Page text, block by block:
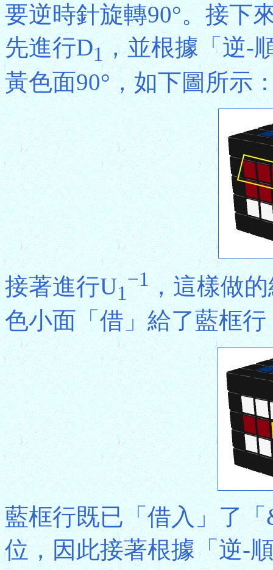
要逆時針旋轉90°。接下
先進行D1，並根據「逆-
黃色面90°，如下圖所示
接著進行U1
−1，這樣做
色小面「借」給了藍框
藍框行既已「借入」了
位，因此接著根據「逆-